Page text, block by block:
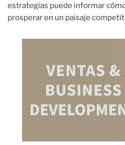
estrategias puede informar
prosperar en un paisaje